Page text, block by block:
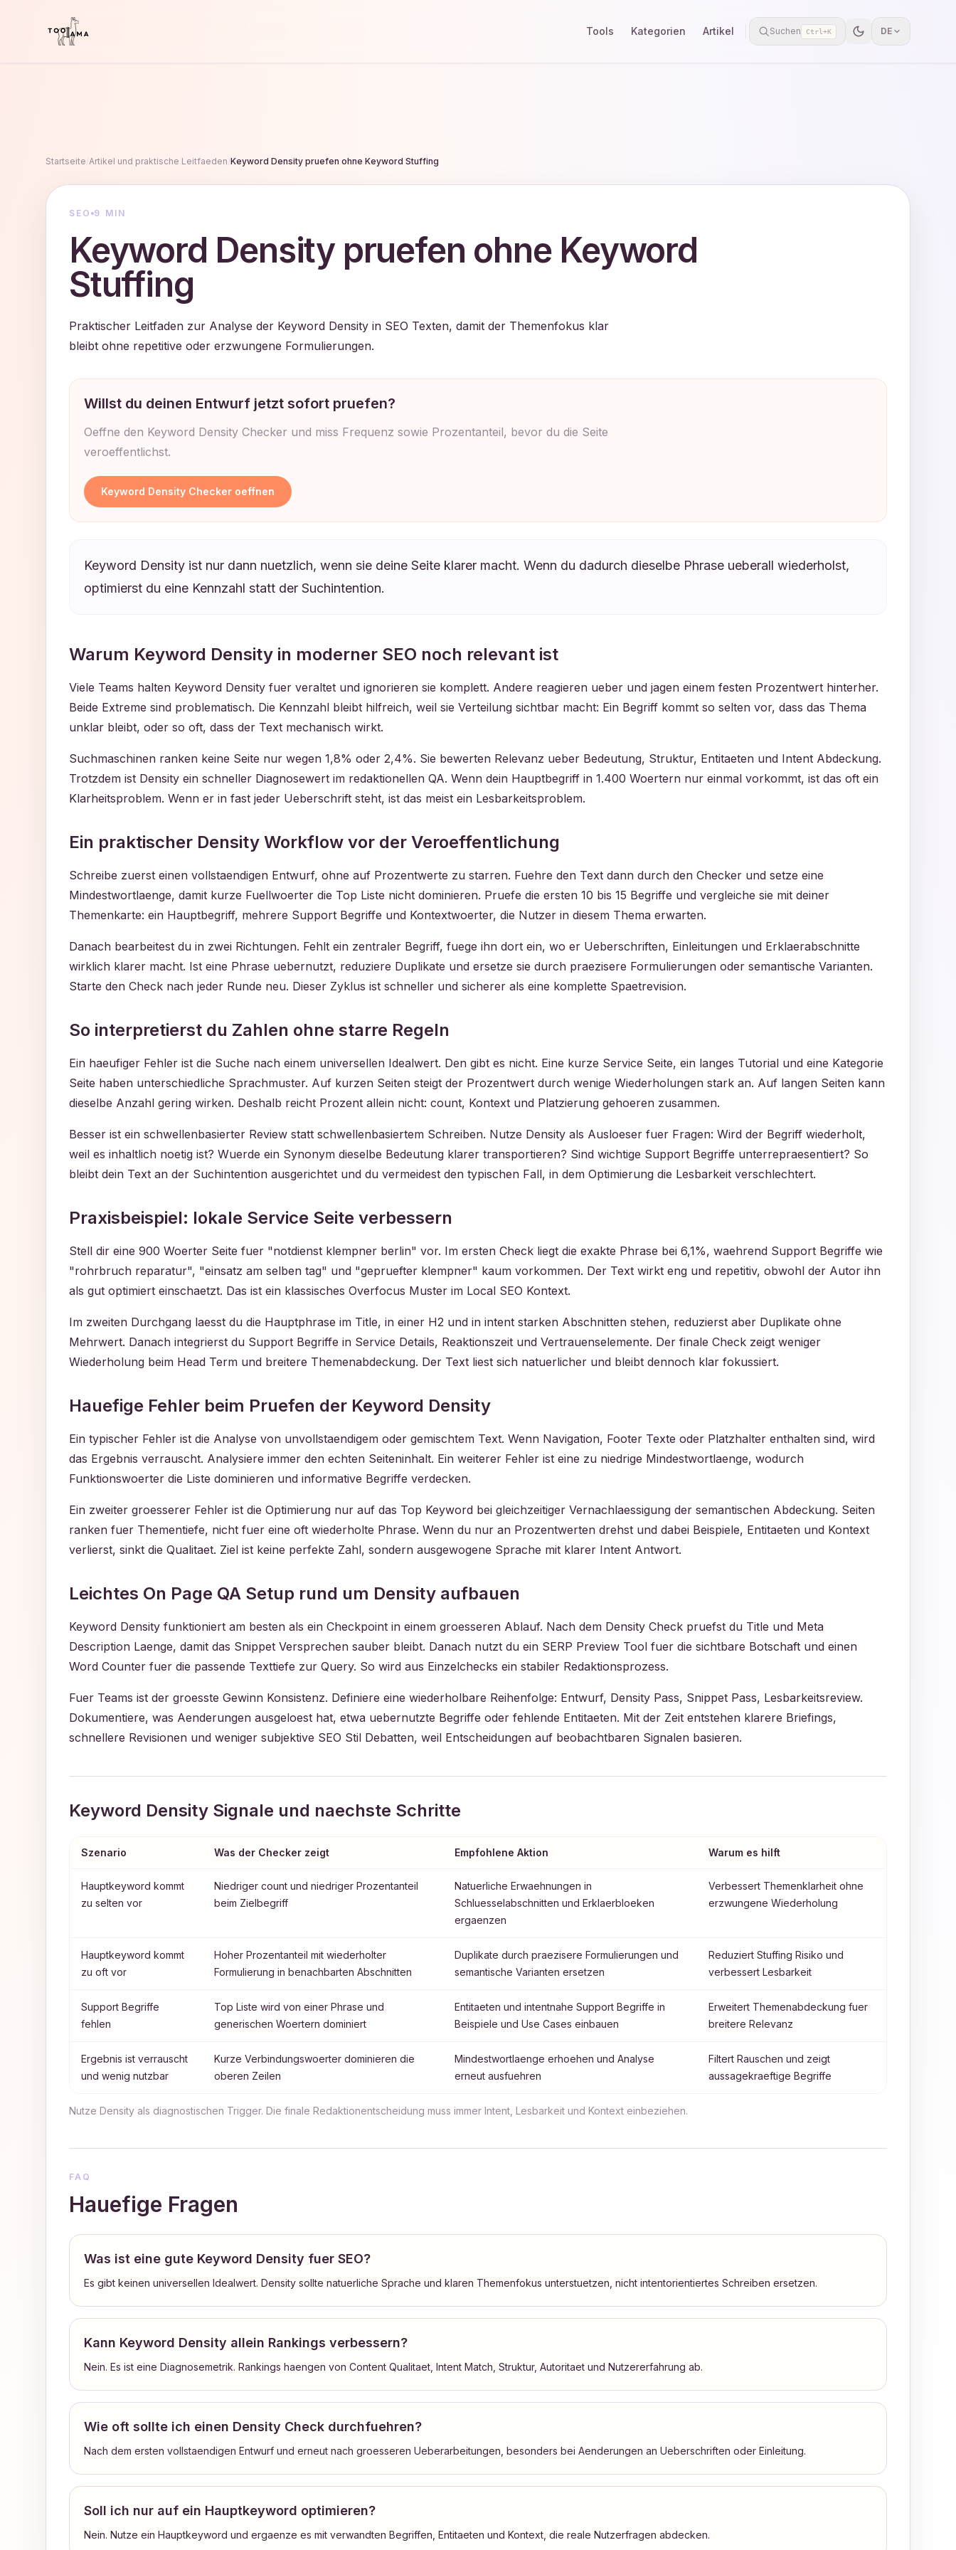
Tools Kategorien Artikel Suchen Ctrl+K DE
Startseite Artikel und praktische Leitfaeden Keyword Density pruefen ohne Keyword Stuffing
SEO 9 MIN
Keyword Density pruefen ohne Keyword
Stuffing
Praktischer Leitfaden zur Analyse der Keyword Density in SEO Texten, damit der Themenfokus klar
bleibt ohne repetitive oder erzwungene Formulierungen.
Willst du deinen Entwurf jetzt sofort pruefen?
Oeffne den Keyword Density Checker und miss Frequenz sowie Prozentanteil, bevor du die Seite
veroeffentlichst.
Keyword Density Checker oeffnen
Keyword Density ist nur dann nuetzlich, wenn sie deine Seite klarer macht. Wenn du dadurch dieselbe Phrase ueberall wiederholst,
optimierst du eine Kennzahl statt der Suchintention.
Warum Keyword Density in moderner SEO noch relevant ist
Viele Teams halten Keyword Density fuer veraltet und ignorieren sie komplett. Andere reagieren ueber und jagen einem festen Prozentwert hinterher.
Beide Extreme sind problematisch. Die Kennzahl bleibt hilfreich, weil sie Verteilung sichtbar macht: Ein Begriff kommt so selten vor, dass das Thema
unklar bleibt, oder so oft, dass der Text mechanisch wirkt.
Suchmaschinen ranken keine Seite nur wegen 1,8% oder 2,4%. Sie bewerten Relevanz ueber Bedeutung, Struktur, Entitaeten und Intent Abdeckung.
Trotzdem ist Density ein schneller Diagnosewert im redaktionellen QA. Wenn dein Hauptbegriff in 1.400 Woertern nur einmal vorkommt, ist das oft ein
Klarheitsproblem. Wenn er in fast jeder Ueberschrift steht, ist das meist ein Lesbarkeitsproblem.
Ein praktischer Density Workflow vor der Veroeffentlichung
Schreibe zuerst einen vollstaendigen Entwurf, ohne auf Prozentwerte zu starren. Fuehre den Text dann durch den Checker und setze eine
Mindestwortlaenge, damit kurze Fuellwoerter die Top Liste nicht dominieren. Pruefe die ersten 10 bis 15 Begriffe und vergleiche sie mit deiner
Themenkarte: ein Hauptbegriff, mehrere Support Begriffe und Kontextwoerter, die Nutzer in diesem Thema erwarten.
Danach bearbeitest du in zwei Richtungen. Fehlt ein zentraler Begriff, fuege ihn dort ein, wo er Ueberschriften, Einleitungen und Erklaerabschnitte
wirklich klarer macht. Ist eine Phrase uebernutzt, reduziere Duplikate und ersetze sie durch praezisere Formulierungen oder semantische Varianten.
Starte den Check nach jeder Runde neu. Dieser Zyklus ist schneller und sicherer als eine komplette Spaetrevision.
So interpretierst du Zahlen ohne starre Regeln
Ein haeufiger Fehler ist die Suche nach einem universellen Idealwert. Den gibt es nicht. Eine kurze Service Seite, ein langes Tutorial und eine Kategorie
Seite haben unterschiedliche Sprachmuster. Auf kurzen Seiten steigt der Prozentwert durch wenige Wiederholungen stark an. Auf langen Seiten kann
dieselbe Anzahl gering wirken. Deshalb reicht Prozent allein nicht: count, Kontext und Platzierung gehoeren zusammen.
Besser ist ein schwellenbasierter Review statt schwellenbasiertem Schreiben. Nutze Density als Ausloeser fuer Fragen: Wird der Begriff wiederholt,
weil es inhaltlich noetig ist? Wuerde ein Synonym dieselbe Bedeutung klarer transportieren? Sind wichtige Support Begriffe unterrepraesentiert? So
bleibt dein Text an der Suchintention ausgerichtet und du vermeidest den typischen Fall, in dem Optimierung die Lesbarkeit verschlechtert.
Praxisbeispiel: lokale Service Seite verbessern
Stell dir eine 900 Woerter Seite fuer "notdienst klempner berlin" vor. Im ersten Check liegt die exakte Phrase bei 6,1%, waehrend Support Begriffe wie
"rohrbruch reparatur", "einsatz am selben tag" und "gepruefter klempner" kaum vorkommen. Der Text wirkt eng und repetitiv, obwohl der Autor ihn
als gut optimiert einschaetzt. Das ist ein klassisches Overfocus Muster im Local SEO Kontext.
Im zweiten Durchgang laesst du die Hauptphrase im Title, in einer H2 und in intent starken Abschnitten stehen, reduzierst aber Duplikate ohne
Mehrwert. Danach integrierst du Support Begriffe in Service Details, Reaktionszeit und Vertrauenselemente. Der finale Check zeigt weniger
Wiederholung beim Head Term und breitere Themenabdeckung. Der Text liest sich natuerlicher und bleibt dennoch klar fokussiert.
Hauefige Fehler beim Pruefen der Keyword Density
Ein typischer Fehler ist die Analyse von unvollstaendigem oder gemischtem Text. Wenn Navigation, Footer Texte oder Platzhalter enthalten sind, wird
das Ergebnis verrauscht. Analysiere immer den echten Seiteninhalt. Ein weiterer Fehler ist eine zu niedrige Mindestwortlaenge, wodurch
Funktionswoerter die Liste dominieren und informative Begriffe verdecken.
Ein zweiter groesserer Fehler ist die Optimierung nur auf das Top Keyword bei gleichzeitiger Vernachlaessigung der semantischen Abdeckung. Seiten
ranken fuer Thementiefe, nicht fuer eine oft wiederholte Phrase. Wenn du nur an Prozentwerten drehst und dabei Beispiele, Entitaeten und Kontext
verlierst, sinkt die Qualitaet. Ziel ist keine perfekte Zahl, sondern ausgewogene Sprache mit klarer Intent Antwort.
Leichtes On Page QA Setup rund um Density aufbauen
Keyword Density funktioniert am besten als ein Checkpoint in einem groesseren Ablauf. Nach dem Density Check pruefst du Title und Meta
Description Laenge, damit das Snippet Versprechen sauber bleibt. Danach nutzt du ein SERP Preview Tool fuer die sichtbare Botschaft und einen
Word Counter fuer die passende Texttiefe zur Query. So wird aus Einzelchecks ein stabiler Redaktionsprozess.
Fuer Teams ist der groesste Gewinn Konsistenz. Definiere eine wiederholbare Reihenfolge: Entwurf, Density Pass, Snippet Pass, Lesbarkeitsreview.
Dokumentiere, was Aenderungen ausgeloest hat, etwa uebernutzte Begriffe oder fehlende Entitaeten. Mit der Zeit entstehen klarere Briefings,
schnellere Revisionen und weniger subjektive SEO Stil Debatten, weil Entscheidungen auf beobachtbaren Signalen basieren.
Keyword Density Signale und naechste Schritte
Szenario Was der Checker zeigt Empfohlene Aktion Warum es hilft
Hauptkeyword kommt
zu selten vor
Niedriger count und niedriger Prozentanteil
beim Zielbegriff
Natuerliche Erwaehnungen in
Schluesselabschnitten und Erklaerbloeken
ergaenzen
Verbessert Themenklarheit ohne
erzwungene Wiederholung
Hauptkeyword kommt
zu oft vor
Hoher Prozentanteil mit wiederholter
Formulierung in benachbarten Abschnitten
Duplikate durch praezisere Formulierungen und
semantische Varianten ersetzen
Reduziert Stuffing Risiko und
verbessert Lesbarkeit
Support Begriffe
fehlen
Top Liste wird von einer Phrase und
generischen Woertern dominiert
Entitaeten und intentnahe Support Begriffe in
Beispiele und Use Cases einbauen
Erweitert Themenabdeckung fuer
breitere Relevanz
Ergebnis ist verrauscht
und wenig nutzbar
Kurze Verbindungswoerter dominieren die
oberen Zeilen
Mindestwortlaenge erhoehen und Analyse
erneut ausfuehren
Filtert Rauschen und zeigt
aussagekraeftige Begriffe
Nutze Density als diagnostischen Trigger. Die finale Redaktionentscheidung muss immer Intent, Lesbarkeit und Kontext einbeziehen.
FAQ
Hauefige Fragen
Was ist eine gute Keyword Density fuer SEO?
Es gibt keinen universellen Idealwert. Density sollte natuerliche Sprache und klaren Themenfokus unterstuetzen, nicht intentorientiertes Schreiben ersetzen.
Kann Keyword Density allein Rankings verbessern?
Nein. Es ist eine Diagnosemetrik. Rankings haengen von Content Qualitaet, Intent Match, Struktur, Autoritaet und Nutzererfahrung ab.
Wie oft sollte ich einen Density Check durchfuehren?
Nach dem ersten vollstaendigen Entwurf und erneut nach groesseren Ueberarbeitungen, besonders bei Aenderungen an Ueberschriften oder Einleitung.
Soll ich nur auf ein Hauptkeyword optimieren?
Nein. Nutze ein Hauptkeyword und ergaenze es mit verwandten Begriffen, Entitaeten und Kontext, die reale Nutzerfragen abdecken.